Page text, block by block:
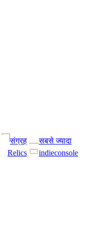
संग्रह
सबसे ज्यादा
Relics
indieconsole